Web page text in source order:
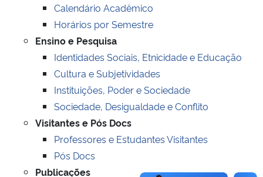
Ministério da Mulher, da Família e dos Direitos Humanos
Secretaria-Geral
Secretaria de Governo
Gabinete de Segurança Institucional
Advocacia-Geral da União
Banco Central do Brasil
Calendário Acadêmico
Horários por Semestre
Ensino e Pesquisa
Identidades Sociais, Etnicidade e Educação
Cultura e Subjetividades
Instituições, Poder e Sociedade
Sociedade, Desigualdade e Conflito
Visitantes e Pós Docs
Professores e Estudantes Visitantes
Pós Docs
Publicações